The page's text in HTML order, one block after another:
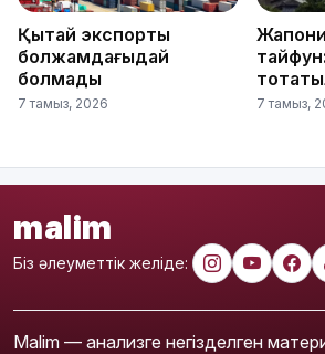
Қытай экспорты
болжамдағыдай
болмады
7 тамыз, 2026 7 тамыз,
malim
Біз әлеуметтік желіде:
Malim — анализге негізделген